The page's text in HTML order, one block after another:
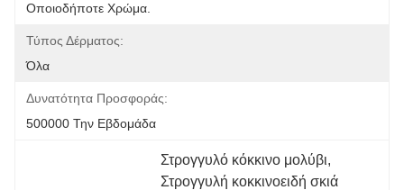
Οποιοδήποτε Χρώμα.
Τύπος Δέρματος:
Όλα
Δυνατότητα Προσφοράς:
500000 Την Εβδομάδα
Στρογγυλό κόκκινο μολύβι,
Στρογγυλή κοκκινοειδή σκιά